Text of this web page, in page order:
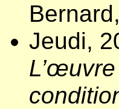
Jeudi,